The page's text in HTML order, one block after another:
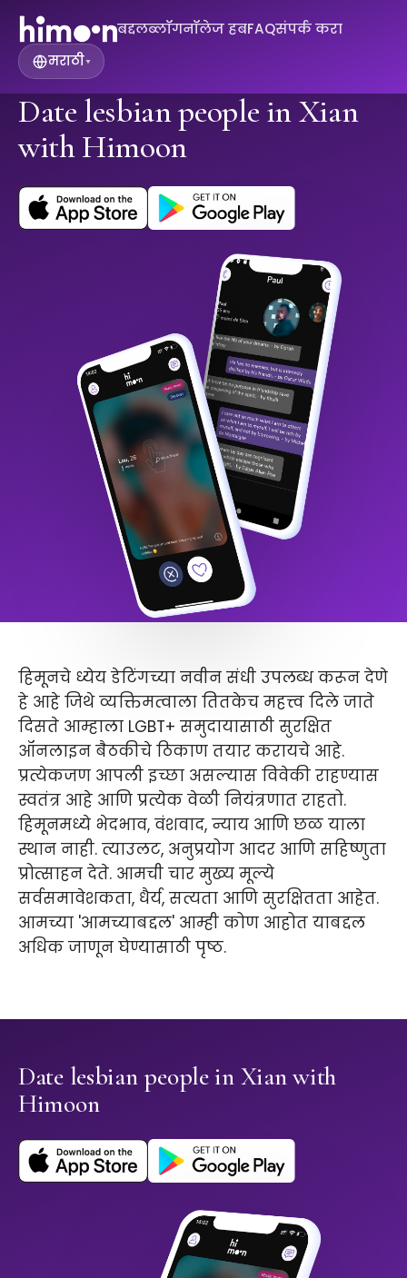
बद्दलब्लॉगनॉलेज हबFAQसंपर्क करा
मराठी▾
Date lesbian people in Xian
with Himoon
हिमूनचे ध्येय डेटिंगच्या नवीन संधी उपलब्ध करून देणे
हे आहे जिथे व्यक्तिमत्वाला तितकेच महत्त्व दिले जाते
दिसते आम्हाला LGBT+ समुदायासाठी सुरक्षित
ऑनलाइन बैठकीचे ठिकाण तयार करायचे आहे.
प्रत्येकजण आपली इच्छा असल्यास विवेकी राहण्यास
स्वतंत्र आहे आणि प्रत्येक वेळी नियंत्रणात राहतो.
हिमूनमध्ये भेदभाव, वंशवाद, न्याय आणि छळ याला
स्थान नाही. त्याउलट, अनुप्रयोग आदर आणि सहिष्णुता
प्रोत्साहन देते. आमची चार मुख्य मूल्ये
सर्वसमावेशकता, धैर्य, सत्यता आणि सुरक्षितता आहेत.
आमच्या 'आमच्याबद्दल' आम्ही कोण आहोत याबद्दल
अधिक जाणून घेण्यासाठी पृष्ठ.
Date lesbian people in Xian with
Himoon